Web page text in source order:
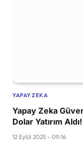
YAPAY ZEKA
Yapay Zeka
Dolar Yatırım Aldı!
12 Eylül 2025 - 09:16